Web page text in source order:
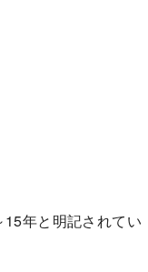
年と明記されてい